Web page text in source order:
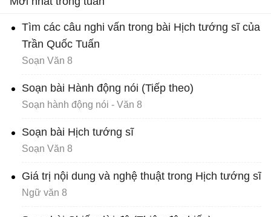
Tìm các câu nghi vấn trong bài Hịch tướng sĩ của
Trần Quốc Tuấn
Soạn Văn 8
Soạn bài Hành động nói (Tiếp theo)
Soạn hành động nói - Văn 8
Soạn bài Hịch tướng sĩ
Soạn Văn 8
Giá trị nội dung và nghệ thuật trong Hịch tướng sĩ
Ngữ văn 8